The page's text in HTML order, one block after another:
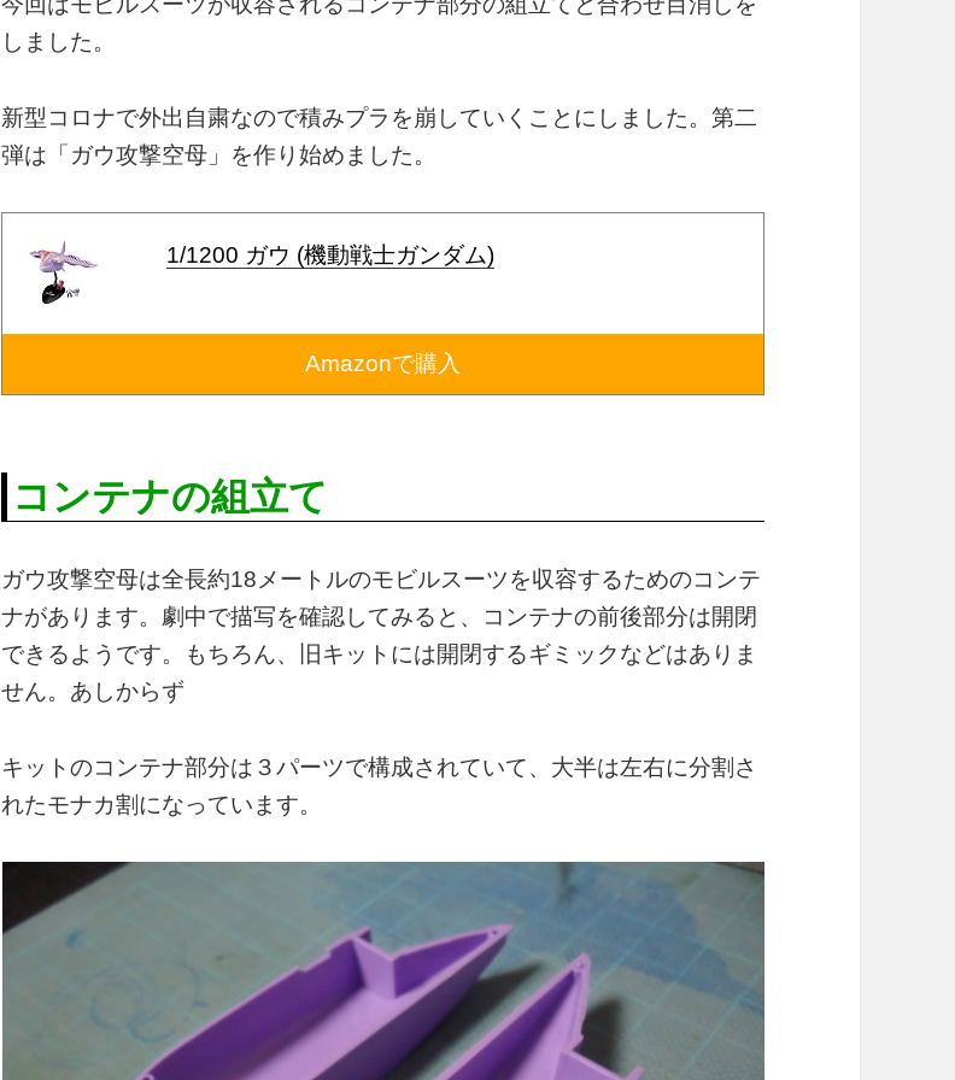
しました。
新型コロナで外出自粛なので積みプラを崩していくことにしました。第二
弾は「ガウ攻撃空母」を作り始めました。
1/1200 ガウ (機動戦士ガンダム)
Amazonで購入
コンテナの組立て
ガウ攻撃空母は全長約18メートルのモビルスーツを収容するためのコンテ
ナがあります。劇中で描写を確認してみると、コンテナの前後部分は開閉
できるようです。もちろん、旧キットには開閉するギミックなどはありま
せん。あしからず
キットのコンテナ部分は３パーツで構成されていて、大半は左右に分割さ
れたモナカ割になっています。